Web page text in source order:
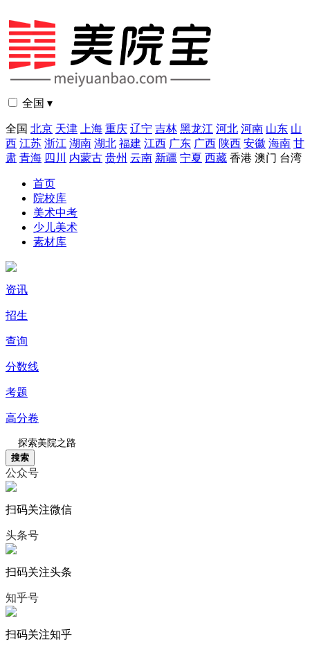
全国 ▾
全国 北京 天津 上海 重庆 辽宁 吉林 黑龙江 河北 河南 山东 山
西 江苏 浙江 湖南 湖北 福建 江西 广东 广西 陕西 安徽 海南 甘
肃 青海 四川 内蒙古 贵州 云南 新疆 宁夏 西藏 香港 澳门 台湾
首页
院校库
美术中考
少儿美术
素材库
资讯
招生
查询
分数线
考题
高分卷
搜索
公众号
扫码关注微信
头条号
扫码关注头条
知乎号
扫码关注知乎